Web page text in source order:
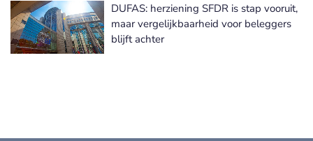
DUFAS: herziening SFDR is stap vooruit,
maar vergelijkbaarheid voor beleggers
blijft achter